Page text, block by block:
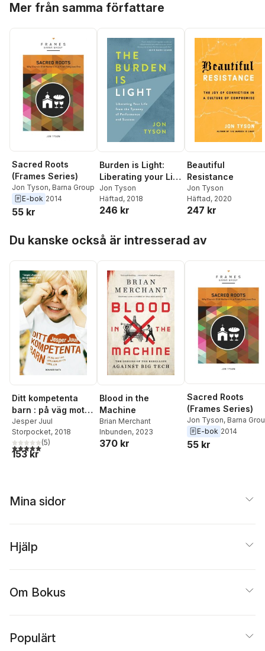
Mer från samma författare
Sacred Roots
(Frames Series)
Jon Tyson, Barna Group
E-bok 2014
55 kr
Burden is Light:
Liberating your Life
from the Tyranny
of Performance
and Success
Jon Tyson
Häftad, 2018
246 kr
Beautiful
Resistance
Jon Tyson
Häftad, 2020
247 kr
Du kanske också är intresserad av
Ditt kompetenta
barn : på väg mot
nya värderingar för
familjen
Jesper Juul
Storpocket, 2018
5,0utav 5 stjärnor. Totalt antal röster:
(5)
153 kr
Blood in the
Machine
Brian Merchant
Inbunden, 2023
370 kr
Sacred Roots
(Frames Series)
Jon Tyson, Barna
E-bok 2014
55 kr
Mina sidor
Hjälp
Om Bokus
Populärt